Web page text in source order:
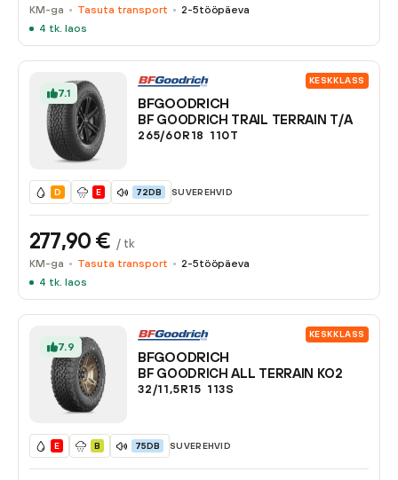
KM-ga Tasuta transport 2-5tööpäeva
4 tk. laos
7.1
KESKKLASS
BFGOODRICH
BF GOODRICH TRAIL TERRAIN T/A
265/60R18 110T
D E 72DB SUVEREHVID
277,90 € / tk
KM-ga Tasuta transport 2-5tööpäeva
4 tk. laos
7.9
KESKKLASS
BFGOODRICH
BF GOODRICH ALL TERRAIN KO2
32/11,5R15 113S
E B 75DB SUVEREHVID